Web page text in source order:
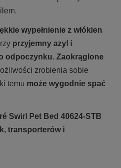
wypełnienie z włókien
przyjemny azyl i
odpoczynku. Zaokrąglone
zrobienia sobie
temu może wygodnie spać
Swirl Pet Bed 40624-STB
transporterów i